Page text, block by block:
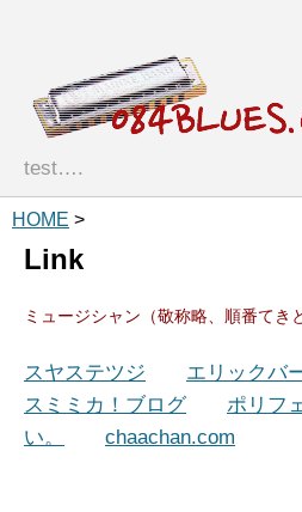
test….
HOME >
Link
ミュージシャン（敬称略、順番てき
スヤステツジ エリックバ
スミミカ！ブログ
ポリフ
い。
chaachan.com